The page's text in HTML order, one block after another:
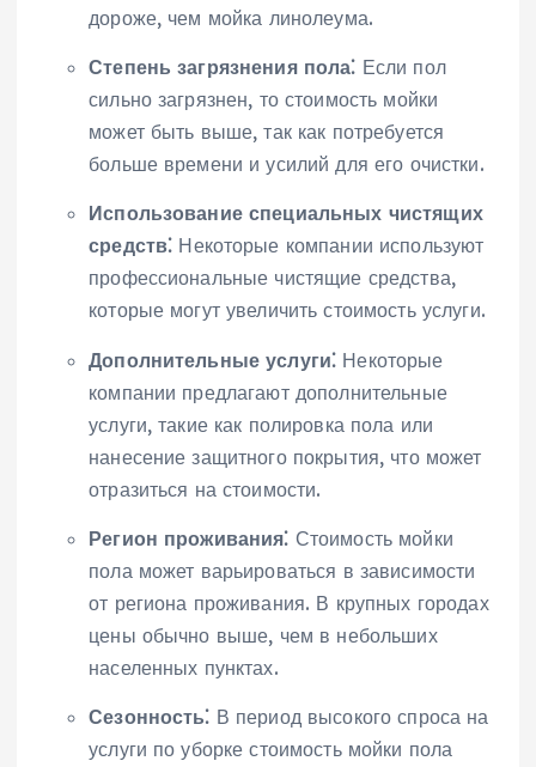
дороже, чем мойка линолеума.
Степень загрязнения пола⁚ Если пол
сильно загрязнен, то стоимость мойки
может быть выше, так как потребуется
больше времени и усилий для его очистки.
Использование специальных чистящих
средств⁚ Некоторые компании используют
профессиональные чистящие средства,
которые могут увеличить стоимость услуги.
Дополнительные услуги⁚ Некоторые
компании предлагают дополнительные
услуги, такие как полировка пола или
нанесение защитного покрытия, что может
отразиться на стоимости.
Регион проживания⁚ Стоимость мойки
пола может варьироваться в зависимости
от региона проживания. В крупных городах
цены обычно выше, чем в небольших
населенных пунктах.
Сезонность⁚ В период высокого спроса на
услуги по уборке стоимость мойки пола